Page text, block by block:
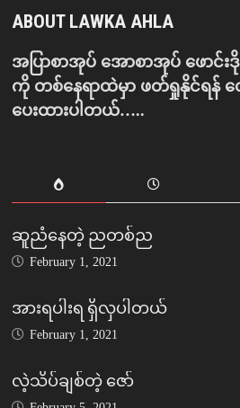
ABOUT LAWKA AHLA
အပြာစာအုပ် အောစာအုပ် ဖောင်းဒို
ကို တစ်နေရာထဲမှာ ဖတ်ရှုနိုင်ရန်
ပေးထားပါတယ်…..
ဆူညံနေတဲ့ ညတစ်ည
February 1, 2021
အားရပါးရ ရှိလှပါတယ်
February 1, 2021
လဲ့သိပ်ချစ်တဲ့ ဇော်